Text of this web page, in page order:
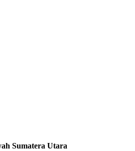
Sumatera Utara